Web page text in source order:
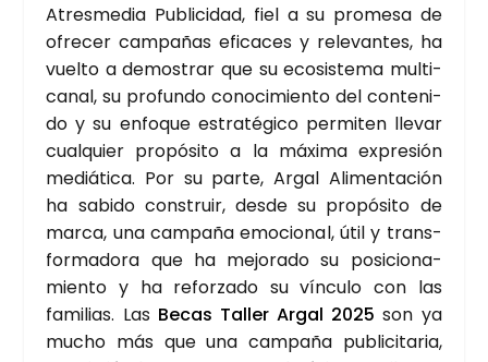
Atres­me­dia Publi­ci­dad, fiel a su pro­me­sa de
ofre­cer cam­pa­ñas efi­ca­ces y rele­van­tes, ha
vuel­to a demos­trar que su eco­sis­te­ma mul­ti­
ca­nal, su pro­fun­do cono­ci­mien­to del con­te­ni­
do y su enfo­que estra­té­gi­co per­mi­ten lle­var
cual­quier pro­pó­si­to a la máxi­ma expre­sión
mediá­ti­ca. Por su par­te, Argal Ali­men­ta­ción
ha sabi­do cons­truir, des­de su pro­pó­si­to de
mar­ca, una cam­pa­ña emo­cio­nal, útil y trans­
for­ma­do­ra que ha mejo­ra­do su posi­cio­na­
mien­to y ha refor­za­do su víncu­lo con las
fami­lias. Las Becas Taller Argal 2025son ya
mucho más que una cam­pa­ña publi­ci­ta­ria,